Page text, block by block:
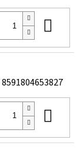
8591804653827